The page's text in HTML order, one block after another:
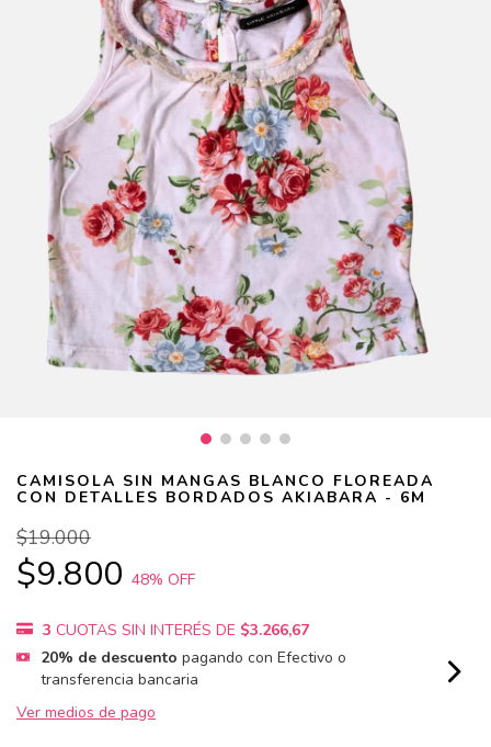
CAMISOLA SIN MANGAS BLANCO FLOREADA
CON DETALLES BORDADOS AKIABARA - 6M
$19.000
$9.800 48% OFF
3 CUOTAS SIN INTERÉS DE $3.266,67
20% de descuento pagando con Efectivo o
transferencia bancaria
Ver medios de pago